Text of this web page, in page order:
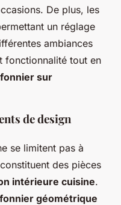
De plus, les
un réglage
ambiances
fonctionnalité tout en
sur
de design
se limitent pas à
des pièces
intérieure cuisine.
géométrique